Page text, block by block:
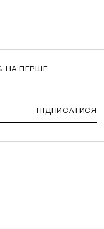
НА ПЕРШЕ
ПІДПИСАТИСЯ